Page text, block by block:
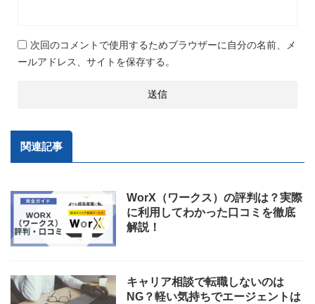
次回のコメントで使用するためブラウザーに自分の名前、メ
ールアドレス、サイトを保存する。
関連記事
WorX（ワークス）の評判は？実際
に利用してわかった口コミを徹底
解説！
キャリア相談で転職しないのは
NG？軽い気持ちでエージェントは